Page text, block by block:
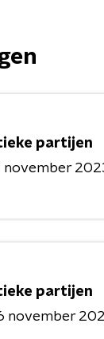
partijen
november
partijen
november